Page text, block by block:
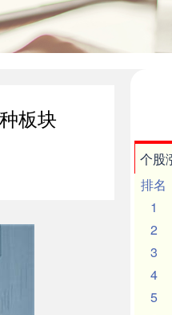
板块
个股
排名
1
2
3
4
5